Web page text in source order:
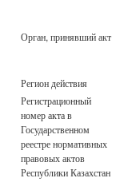
Орган, принявший акт
Регион действия
Регистрационный
номер акта в
Государственном
реестре нормативных
правовых актов
Республики Казахстан